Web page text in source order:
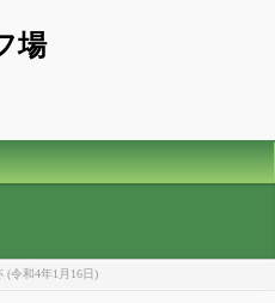
場
令和4年1月16日)